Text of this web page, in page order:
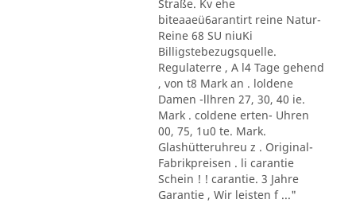
Straße. Kv ehe
biteaaeü6arantirt reine Natur-
Reine 68 SU niuKi
Billigstebezugsquelle.
Regulaterre , A l4 Tage gehend
, von t8 Mark an . loldene
Damen -llhren 27, 30, 40 ie.
Mark . coldene erten- Uhren
00, 75, 1u0 te. Mark.
Glashütteruhreu z . Original-
Fabrikpreisen . li carantie
Schein ! ! carantie. 3 Jahre
Garantie , Wir leisten f ..."